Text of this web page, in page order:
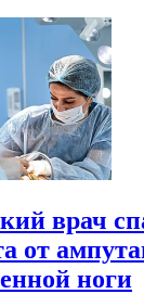
врач
от
ноги